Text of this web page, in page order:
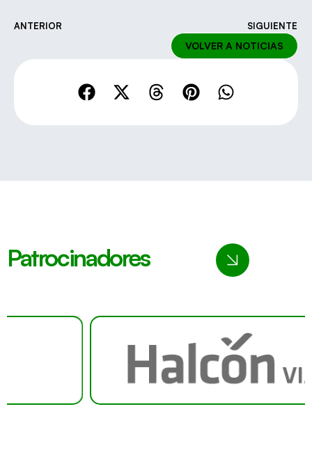
ANTERIOR SIGUIENTE
VOLVER A NOTICIAS
Patrocinadores